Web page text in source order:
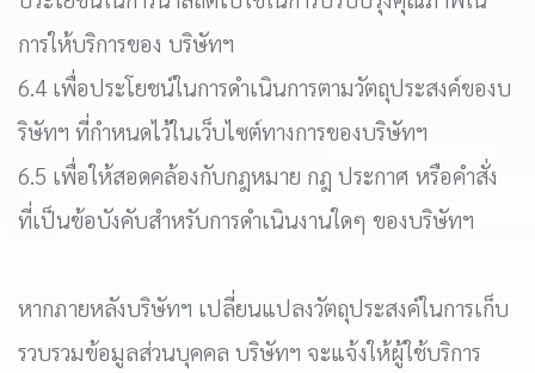
การให้บริการของ บริษัทฯ
6.4 เพื่อประโยชน์ในการดำเนินการตามวัตถุประสงค์ของบ
ริษัทฯ ที่กำหนดไว้ในเว็บไซต์ทางการของบริษัทฯ
6.5 เพื่อให้สอดคล้องกับกฎหมาย กฎ ประกาศ หรือคำสั่ง
ที่เป็นข้อบังคับสำหรับการดำเนินงานใดๆ ของบริษัทฯ
หากภายหลังบริษัทฯ เปลี่ยนแปลงวัตถุประสงค์ในการเก็บ
รวบรวมข้อมูลส่วนบุคคล บริษัทฯ จะแจ้งให้ผู้ใช้บริการ